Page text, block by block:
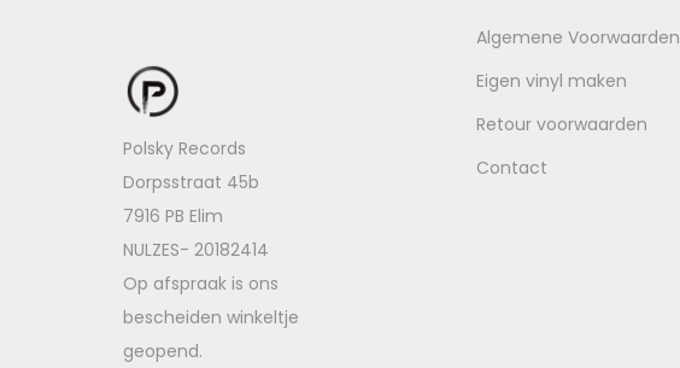
Polsky Records
Dorpsstraat 45b
7916 PB Elim
NULZES- 20182414
Op afspraak is ons
bescheiden winkeltje
geopend.
Algemene Voorwaarden
Eigen vinyl maken
Retour voorwaarden
Contact